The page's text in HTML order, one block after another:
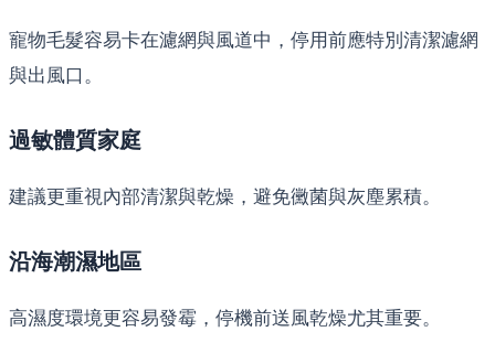
寵物毛髮容易卡在濾網與風道中，停用前應特別清潔濾網
與出風口。
過敏體質家庭
建議更重視內部清潔與乾燥，避免黴菌與灰塵累積。
沿海潮濕地區
高濕度環境更容易發霉，停機前送風乾燥尤其重要。